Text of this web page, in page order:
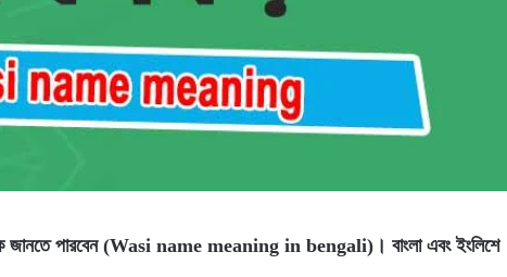
জানতে পারবেন (Wasi name meaning in bengali)। বাংলা এবং ইংলিশে